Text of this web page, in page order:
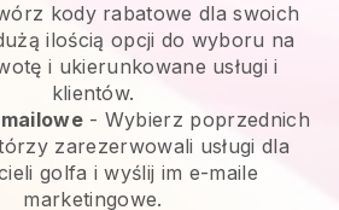
kody rabatowe dla swoich
ilością opcji do wyboru na
i ukierunkowane usługi i
klientów.
- Wybierz poprzednich
zarezerwowali usługi dla
golfa i wyślij im e-maile
marketingowe.